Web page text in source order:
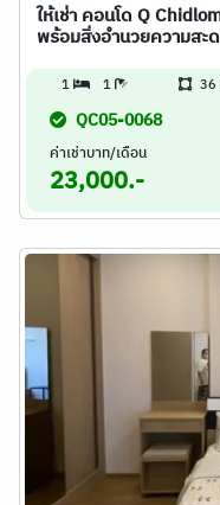
ให้เช่า คอนโด Q
พร้อมสิ่งอำนวยความสะ
1 1 36
QC05-0068
ค่าเช่าบาท/เดือน
23,000.-